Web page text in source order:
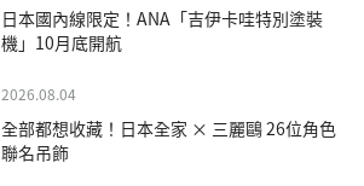
日本國內線限定！ANA「吉伊卡哇特別塗裝
機」10月底開航
2026.08.04
全部都想收藏！日本全家 × 三麗鷗 26位角色
聯名吊飾